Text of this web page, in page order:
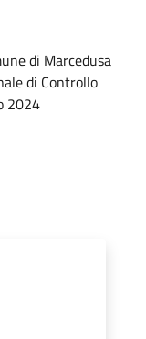
di Marcedusa
di Controllo
2024